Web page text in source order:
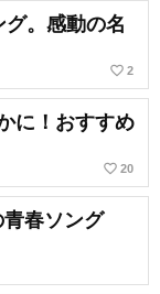
。感動の名
favorite_border 2
に！おすすめ
favorite_border 20
春ソング